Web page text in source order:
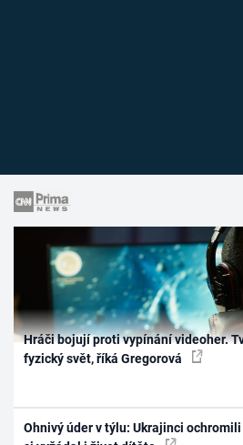
Hráči bojují proti vypínání videoher.
fyzický svět, říká Gregorová
Ohnivý úder v týlu: Ukrajinci